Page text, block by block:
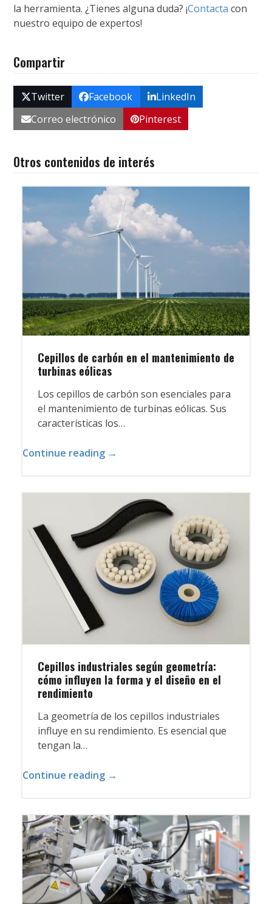
la herramienta. ¿Tienes alguna duda? ¡Contacta con
nuestro equipo de expertos!
Compartir
Twitter Facebook
LinkedIn
Correo electrónico
Pinterest
Otros contenidos de interés
Cepillos de carbón en el mantenimiento de
turbinas eólicas
Los cepillos de carbón son esenciales para
el mantenimiento de turbinas eólicas. Sus
características los…
Continue reading →
Cepillos industriales según geometría:
cómo influyen la forma y el diseño en el
rendimiento
La geometría de los cepillos industriales
influye en su rendimiento. Es esencial que
tengan la…
Continue reading →